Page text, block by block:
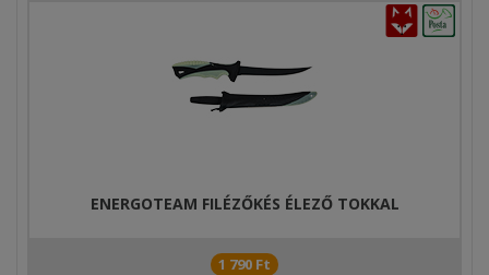
ENERGOTEAM FILÉZŐKÉS ÉLEZŐ TOKKAL
1 790 Ft